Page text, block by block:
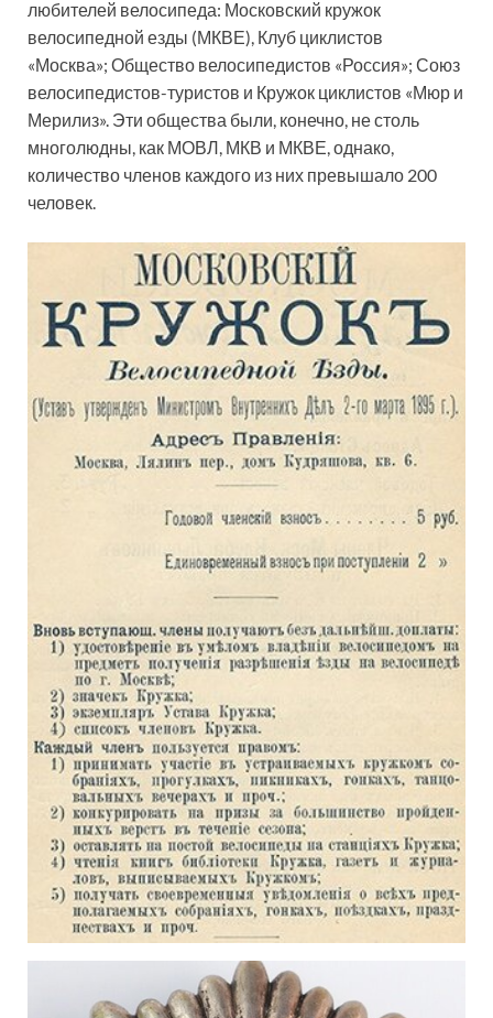
любителей велосипеда: Московский кружок
велосипедной езды (МКВЕ), Клуб циклистов
«Москва»; Общество велосипедистов «Россия»; Союз
велосипедистов-туристов и Кружок циклистов «Мюр и
Мерилиз». Эти общества были, конечно, не столь
многолюдны, как МОВЛ, МКВ и МКВЕ, однако,
количество членов каждого из них превышало 200
человек.